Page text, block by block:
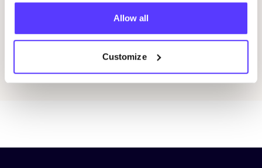
Allow all
Customize
COSH! Advent Giveaways